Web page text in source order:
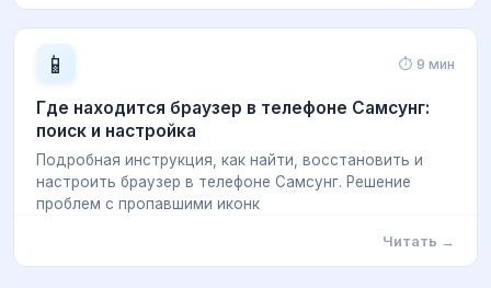
📱 ⏱ 9 мин
Где находится браузер в телефоне Самсунг:
поиск и настройка
Подробная инструкция, как найти, восстановить и
настроить браузер в телефоне Самсунг. Решение
проблем с пропавшими иконк
Читать →